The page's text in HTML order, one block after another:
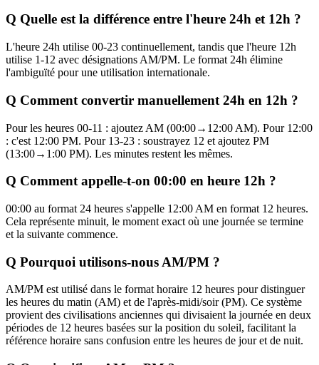
Q Quelle est la différence entre l'heure 24h et 12h ?
L'heure 24h utilise 00-23 continuellement, tandis que l'heure 12h
utilise 1-12 avec désignations AM/PM. Le format 24h élimine
l'ambiguïté pour une utilisation internationale.
Q Comment convertir manuellement 24h en 12h ?
Pour les heures 00-11 : ajoutez AM (00:00→12:00 AM). Pour 12:00
: c'est 12:00 PM. Pour 13-23 : soustrayez 12 et ajoutez PM
(13:00→1:00 PM). Les minutes restent les mêmes.
Q Comment appelle-t-on 00:00 en heure 12h ?
00:00 au format 24 heures s'appelle 12:00 AM en format 12 heures.
Cela représente minuit, le moment exact où une journée se termine
et la suivante commence.
Q Pourquoi utilisons-nous AM/PM ?
AM/PM est utilisé dans le format horaire 12 heures pour distinguer
les heures du matin (AM) et de l'après-midi/soir (PM). Ce système
provient des civilisations anciennes qui divisaient la journée en deux
périodes de 12 heures basées sur la position du soleil, facilitant la
référence horaire sans confusion entre les heures de jour et de nuit.